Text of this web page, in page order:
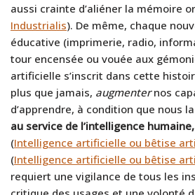
aussi crainte d’aliéner la mémoire
Industrialis). De même, chaque
éducative (imprimerie, radio,
tour encensée ou vouée aux
artificielle s’inscrit dans cette
plus que jamais, augmenternos
d’apprendre, à condition que nous
au service de l’intelligence
(Intelligence artificielle ou bêtise
(Intelligence artificielle ou bêtise
requiert une vigilance de tous les